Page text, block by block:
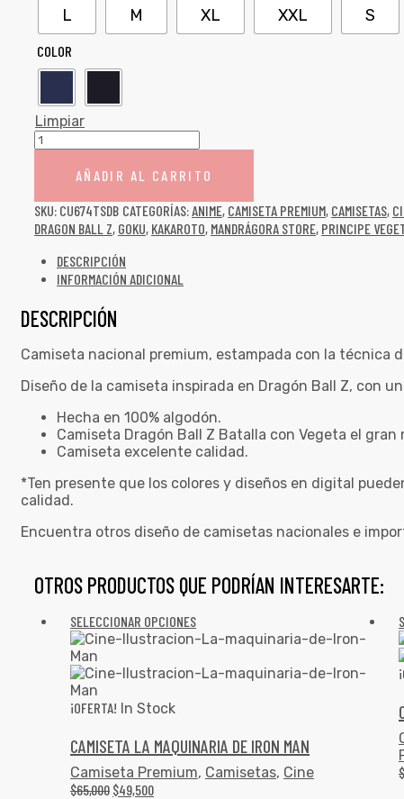
L M XL XXL S
COLOR
Limpiar
AÑADIR AL CARRITO
SKU: CU674TSDB CATEGORÍAS: ANIME, CAMISETA PREMIUM, CAMISETAS,
DRAGON BALL Z, GOKU, KAKAROTO, MANDRÁGORA STORE, PRINCIPE
DESCRIPCIÓN
INFORMACIÓN ADICIONAL
DESCRIPCIÓN
Camiseta nacional premium, estampada con la técnica
Diseño de la camiseta inspirada en Dragón Ball Z, con
Hecha en 100% algodón.
Camiseta Dragón Ball Z Batalla con Vegeta el gran
Camiseta excelente calidad.
*Ten presente que los colores y diseños en digital
calidad.
Encuentra otros diseño de camisetas nacionales e
OTROS PRODUCTOS QUE PODRÍAN INTERESARTE:
SELECCIONAR OPCIONES
¡OFERTA! In Stock
CAMISETA LA MAQUINARIA DE IRON MAN
Camiseta Premium, Camisetas, Cine
$65,000 $49,500
$